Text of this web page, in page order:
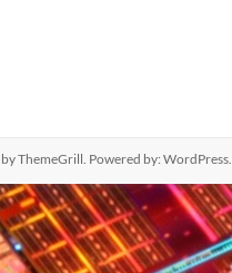
by ThemeGrill. Powered by: WordPress.